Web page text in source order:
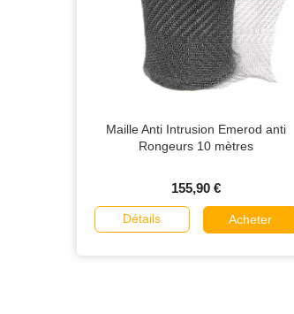
Maille Anti Intrusion Emerod anti
Rongeurs 10 mètres
155,90 €
Détails Acheter